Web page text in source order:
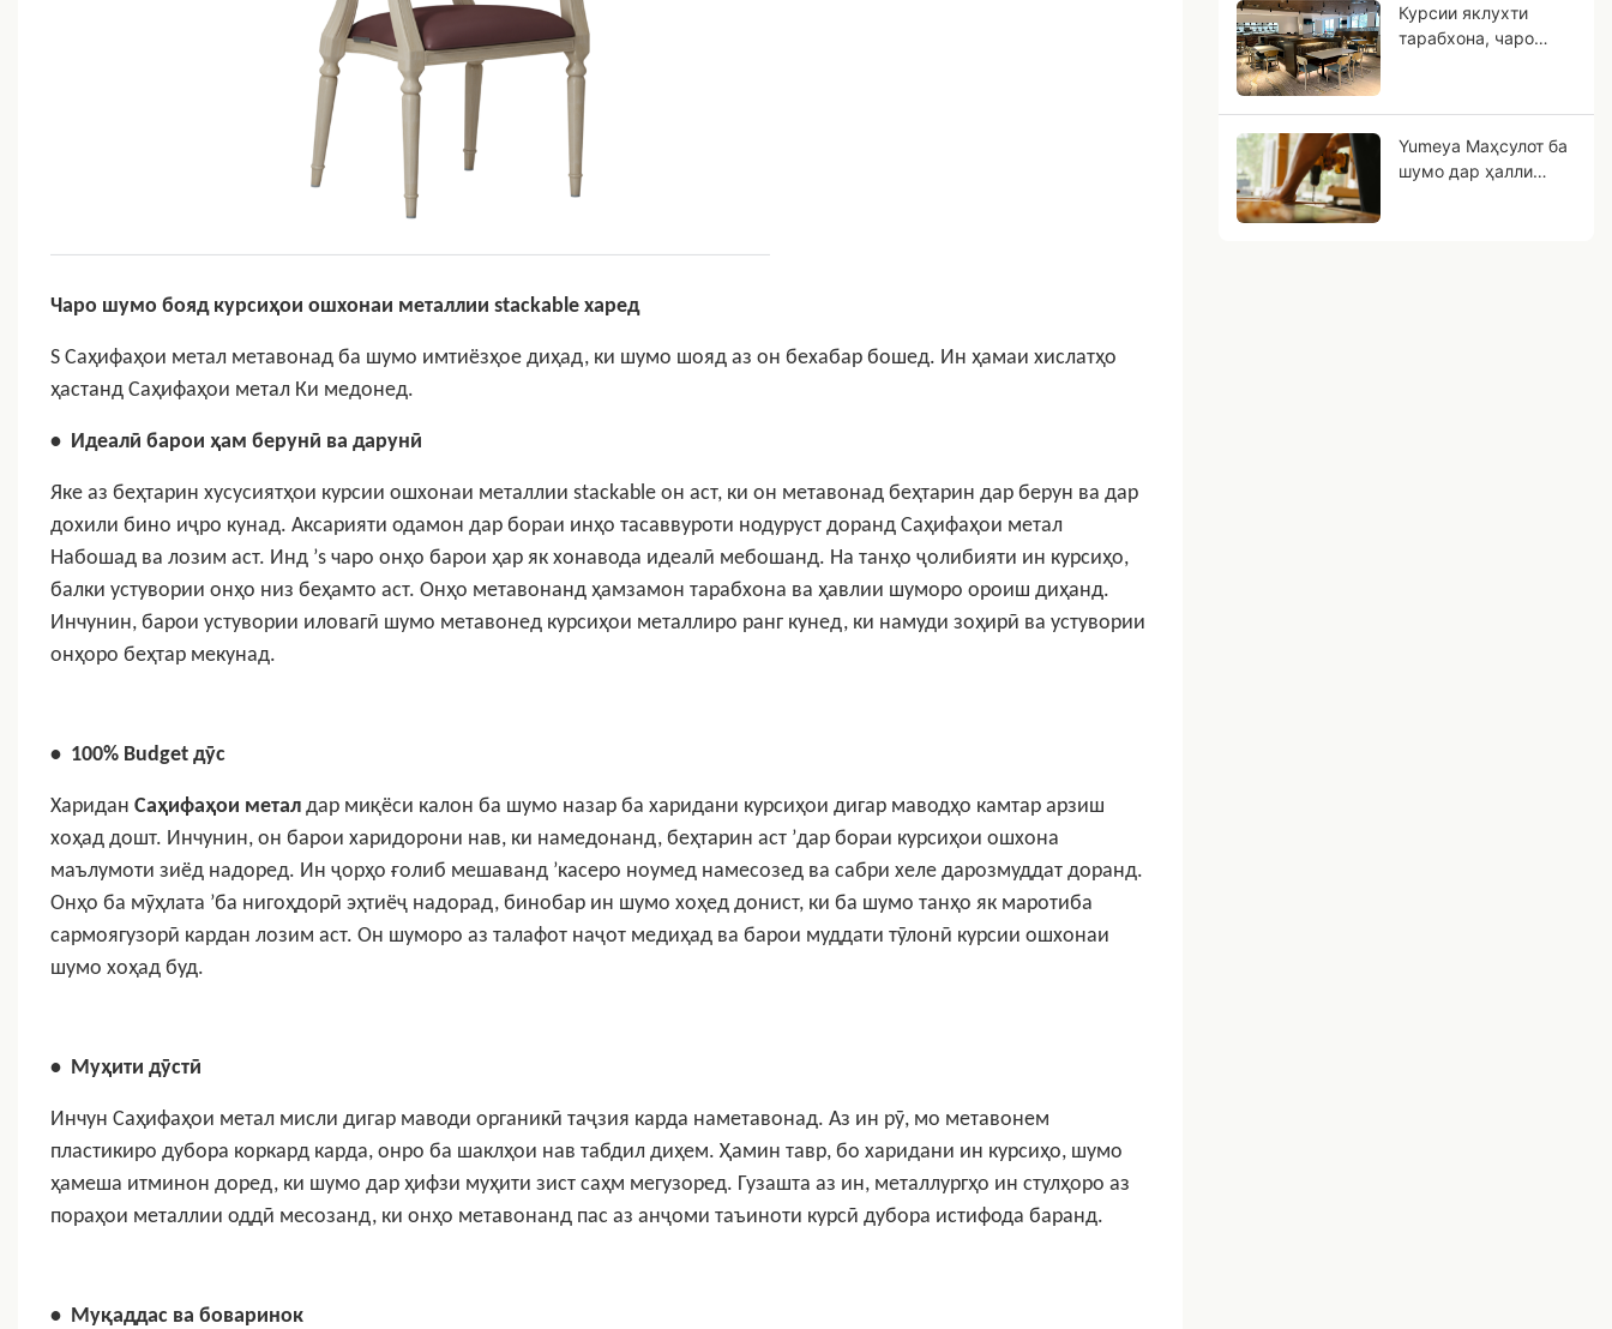
Чаро шумо бояд курсиҳои ошхонаи металлии stackable харед
SСаҳифаҳои метал метавонад ба шумо имтиёзҳое диҳад, ки шумо шояд аз он бехабар бошед. Ин ҳамаи хислатҳо
ҳастанд Саҳифаҳои метал Ки медонед.
• Идеалӣ барои ҳам берунӣ ва дарунӣ
Яке аз беҳтарин хусусиятҳои курсии ошхонаи металлии stackable он аст, ки он метавонад беҳтарин дар берун ва дар
дохили бино иҷро кунад. Аксарияти одамон дар бораи инҳо тасаввуроти нодуруст доранд Саҳифаҳои метал
Набошад ва лозим аст. Инд ’s чаро онҳо барои ҳар як хонавода идеалӣ мебошанд. На танҳо ҷолибияти ин курсиҳо,
балки устувории онҳо низ беҳамто аст. Онҳо метавонанд ҳамзамон тарабхона ва ҳавлии шуморо ороиш диҳанд.
Инчунин, барои устувории иловагӣ шумо метавонед курсиҳои металлиро ранг кунед, ки намуди зоҳирӣ ва устувории
онҳоро беҳтар мекунад.
• 100% Budget дӯс
Харидан Саҳифаҳои метал дар миқёси калон ба шумо назар ба харидани курсиҳои дигар маводҳо камтар арзиш
хоҳад дошт. Инчунин, он барои харидорони нав, ки намедонанд, беҳтарин аст ’дар бораи курсиҳои ошхона
маълумоти зиёд надоред. Ин ҷорҳо ғолиб мешаванд ’касеро ноумед намесозед ва сабри хеле дарозмуддат доранд.
Онҳо ба мӯҳлата ’ба нигоҳдорӣ эҳтиёҷ надорад, бинобар ин шумо хоҳед донист, ки ба шумо танҳо як маротиба
сармоягузорӣ кардан лозим аст. Он шуморо аз талафот наҷот медиҳад ва барои муддати тӯлонӣ курсии ошхонаи
шумо хоҳад буд.
• Муҳити дӯстӣ
Инчун Саҳифаҳои метал мисли дигар маводи органикӣ таҷзия карда наметавонад. Аз ин рӯ, мо метавонем
пластикиро дубора коркард карда, онро ба шаклҳои нав табдил диҳем. Ҳамин тавр, бо харидани ин курсиҳо, шумо
ҳамеша итминон доред, ки шумо дар ҳифзи муҳити зист саҳм мегузоред. Гузашта аз ин, металлургҳо ин стулҳоро аз
пораҳои металлии оддӣ месозанд, ки онҳо метавонанд пас аз анҷоми таъиноти курсӣ дубора истифода баранд.
• Муқаддас ва боваринок
Курсии яклухти
тарабхона, чаро
шумо дар оянда
бошад?
Yumeya Маҳсулот ба
шумо дар ҳалли